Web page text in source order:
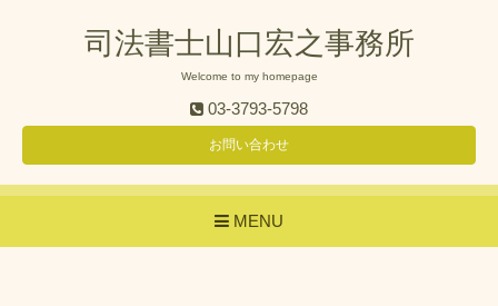
司法書士山口宏之事務所
Welcome to my homepage
03-3793-5798
お問い合わせ
MENU